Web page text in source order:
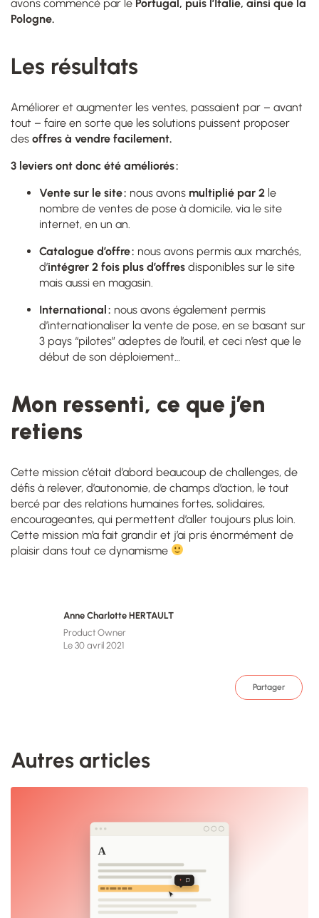
avons commencé par le Portugal, puis l’Italie, ainsi que la
Pologne.
Les résultats
Améliorer et augmenter les ventes, passaient par – avant
tout – faire en sorte que les solutions puissent proposer
des offres à vendre facilement.
3 leviers ont donc été améliorés :
Vente sur le site : nous avons multiplié par 2 le
nombre de ventes de pose à domicile, via le site
internet, en un an.
Catalogue d’offre : nous avons permis aux marchés,
d’intégrer 2 fois plus d’offres disponibles sur le site
mais aussi en magasin.
International : nous avons également permis
d’internationaliser la vente de pose, en se basant sur
3 pays “pilotes” adeptes de l’outil, et ceci n’est que le
début de son déploiement…
Mon ressenti, ce que j’en
retiens
Cette mission c’était d’abord beaucoup de challenges, de
défis à relever, d’autonomie, de champs d’action, le tout
bercé par des relations humaines fortes, solidaires,
encourageantes, qui permettent d’aller toujours plus loin.
Cette mission m’a fait grandir et j’ai pris énormément de
plaisir dans tout ce dynamisme
Anne Charlotte HERTAULT
Product Owner
Le 30 avril 2021
Partager
Autres articles